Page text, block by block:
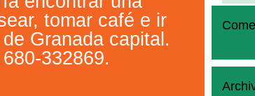
tomar café e ir
Granada capital.
332869.